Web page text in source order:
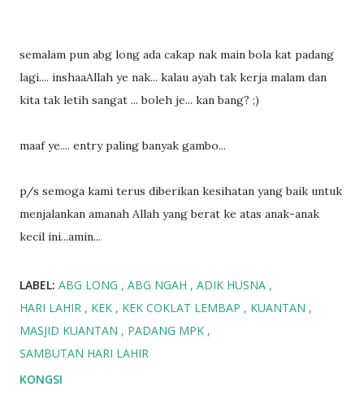
semalam pun abg long ada cakap nak main bola kat padang
lagi.... inshaaAllah ye nak... kalau ayah tak kerja malam dan
kita tak letih sangat ... boleh je... kan bang? ;)
maaf ye.... entry paling banyak gambo...
p/s semoga kami terus diberikan kesihatan yang baik untuk
menjalankan amanah Allah yang berat ke atas anak-anak
kecil ini...amin...
LABEL: ABG LONG ABG NGAH
ADIK HUSNA
HARI LAHIR
KEK KEK COKLAT LEMBAP
KUANTAN
MASJID KUANTAN
PADANG MPK
SAMBUTAN HARI LAHIR
KONGSI